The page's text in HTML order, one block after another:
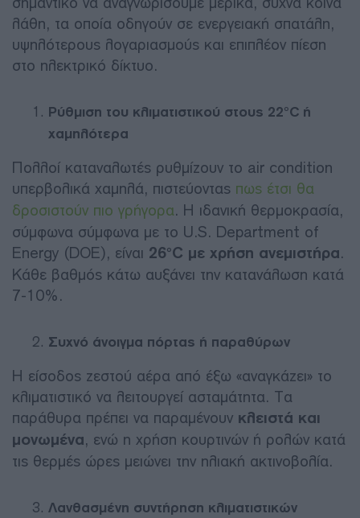
λάθη, τα οποία οδηγούν σε ενεργειακή σπατάλη,
υψηλότερους λογαριασμούς και επιπλέον πίεση
στο ηλεκτρικό δίκτυο.
Ρύθμιση του κλιματιστικού στους 22°C ή
χαμηλότερα
Πολλοί καταναλωτές ρυθμίζουν το air condition
υπερβολικά χαμηλά, πιστεύοντας πως έτσι θα
δροσιστούν πιο γρήγορα. Η ιδανική θερμοκρασία,
σύμφωνα σύμφωνα με το U.S. Department of
Energy (DOE), είναι 26°C με χρήση ανεμιστήρα.
Κάθε βαθμός κάτω αυξάνει την κατανάλωση κατά
7-10%.
Συχνό άνοιγμα πόρτας ή παραθύρων
Η είσοδος ζεστού αέρα από έξω «αναγκάζει» το
κλιματιστικό να λειτουργεί ασταμάτητα. Τα
παράθυρα πρέπει να παραμένουν κλειστά και
μονωμένα, ενώ η χρήση κουρτινών ή ρολών κατά
τις θερμές ώρες μειώνει την ηλιακή ακτινοβολία.
Λανθασμένη συντήρηση κλιματιστικών